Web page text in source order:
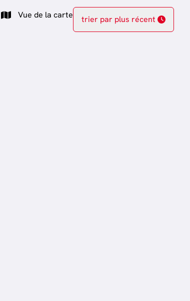
Vue de la carte trier par plus récent